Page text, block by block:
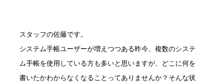
スタッフの佐藤です。
システム手帳ユーザーが増えつつある昨今、複数のシステ
ム手帳を使用している方も多いと思いますが、どこに何を
書いたかわからなくなることってありませんか？そんな状